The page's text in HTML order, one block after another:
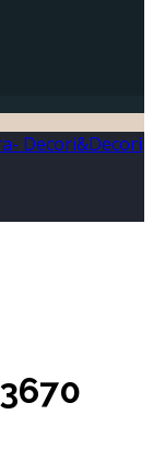
Decori&Decori